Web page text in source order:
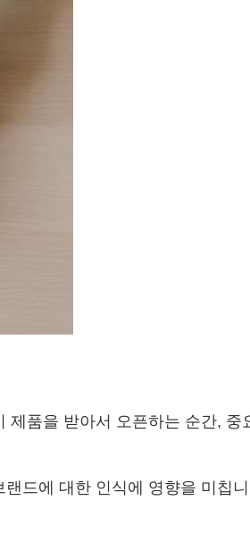
제품을 받아서 오픈하는 순간, 중
랜드에 대한 인식에 영향을 미칩